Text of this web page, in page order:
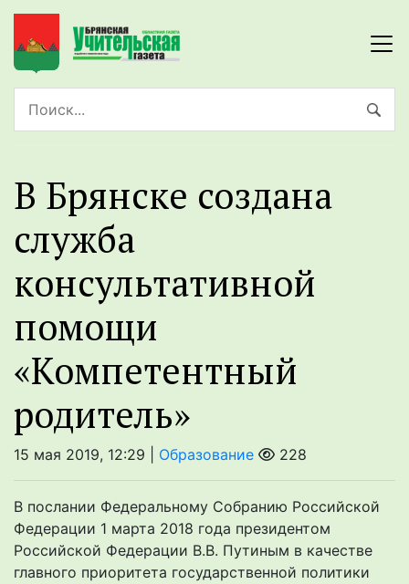
В Брянске создана
служба
консультативной
помощи
«Компетентный
родитель»
15 мая 2019, 12:29 | Образование 228
В послании Федеральному Собранию Российской
Федерации 1 марта 2018 года президентом
Российской Федерации В.В. Путиным в качестве
главного приоритета государственной политики